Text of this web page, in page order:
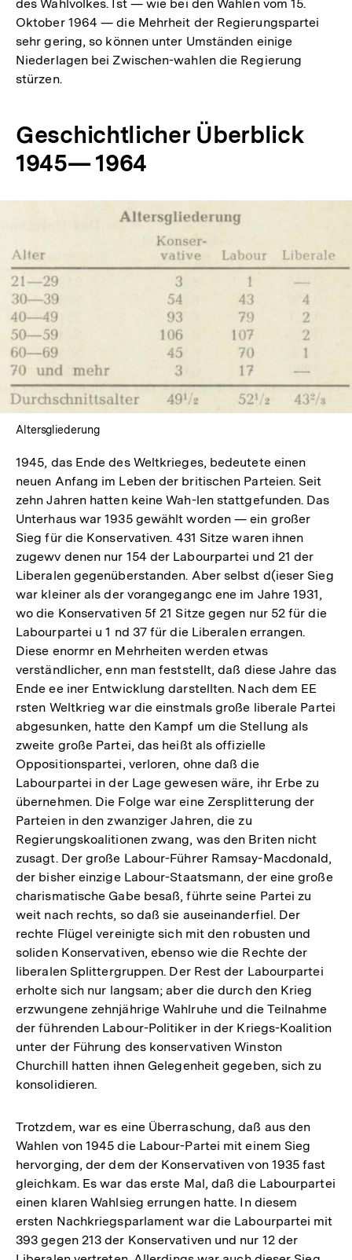
des Wahlvolkes. Ist — wie bei den Wahlen vom 15.
Oktober 1964 — die Mehrheit der Regierungspartei
sehr gering, so können unter Umständen einige
Niederlagen bei Zwischen-wahlen die Regierung
stürzen.
Geschichtlicher Überblick
1945— 1964
In
Lightbox
öffnen
Altersgliederung
1945, das Ende des Weltkrieges, bedeutete einen
neuen Anfang im Leben der britischen Parteien. Seit
zehn Jahren hatten keine Wah-len stattgefunden. Das
Unterhaus war 1935 gewählt worden — ein großer
Sieg für die Konservativen. 431 Sitze waren ihnen
zugewv denen nur 154 der Labourpartei und 21 der
Liberalen gegenüberstanden. Aber selbst d(ieser Sieg
war kleiner als der vorangegangc ene im Jahre 1931,
wo die Konservativen 5f 21 Sitze gegen nur 52 für die
Labourpartei u 1 nd 37 für die Liberalen errangen.
Diese enormr en Mehrheiten werden etwas
verständlicher, enn man feststellt, daß diese Jahre das
Ende ee iner Entwicklung darstellten. Nach dem EE
rsten Weltkrieg war die einstmals große liberale Partei
abgesunken, hatte den Kampf um die Stellung als
zweite große Partei, das heißt als offizielle
Oppositionspartei, verloren, ohne daß die
Labourpartei in der Lage gewesen wäre, ihr Erbe zu
übernehmen. Die Folge war eine Zersplitterung der
Parteien in den zwanziger Jahren, die zu
Regierungskoalitionen zwang, was den Briten nicht
zusagt. Der große Labour-Führer Ramsay-Macdonald,
der bisher einzige Labour-Staatsmann, der eine große
charismatische Gabe besaß, führte seine Partei zu
weit nach rechts, so daß sie auseinanderfiel. Der
rechte Flügel vereinigte sich mit den robusten und
soliden Konservativen, ebenso wie die Rechte der
liberalen Splittergruppen. Der Rest der Labourpartei
erholte sich nur langsam; aber die durch den Krieg
erzwungene zehnjährige Wahlruhe und die Teilnahme
der führenden Labour-Politiker in der Kriegs-Koalition
unter der Führung des konservativen Winston
Churchill hatten ihnen Gelegenheit gegeben, sich zu
konsolidieren.
Trotzdem, war es eine Überraschung, daß aus den
Wahlen von 1945 die Labour-Partei mit einem Sieg
hervorging, der dem der Konservativen von 1935 fast
gleichkam. Es war das erste Mal, daß die Labourpartei
einen klaren Wahlsieg errungen hatte. In diesem
ersten Nachkriegsparlament war die Labourpartei mit
393 gegen 213 der Konservativen und nur 12 der